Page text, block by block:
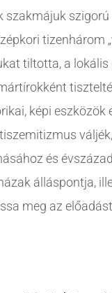
szakmájuk
tizenhárom
tiltotta, a
képi
és
álláspontja,
meg az